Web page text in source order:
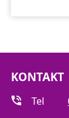
KONTAKT
Tel